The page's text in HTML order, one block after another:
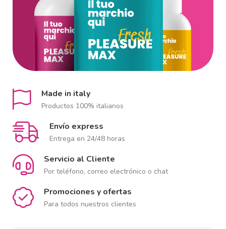
Made in italy
Productos 100% italianos
Envío express
Entrega en 24/48 horas
Servicio al Cliente
Por teléfono, correo electrónico o chat
Promociones y ofertas
Para todos nuestros clientes